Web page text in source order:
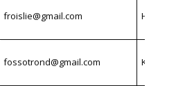
froislie@gmail.com
fossotrond@gmail.com